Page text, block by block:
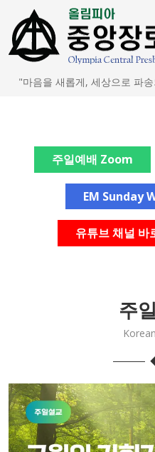
"마음을 새롭게, 세상으로 파
주일예배 Zoom
EM Sunday
유튜브 채널
주